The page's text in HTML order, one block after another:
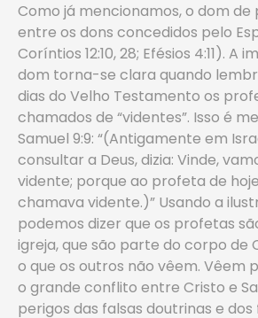
Como já mencionamos, o dom
entre os dons concedidos pelo
Coríntios 12:10, 28; Efésios 4:11). A
dom torna-se clara quando
dias do Velho Testamento os
chamados de “videntes”. Isso é
Samuel 9:9: “(Antigamente em
consultar a Deus, dizia: Vinde,
vidente; porque ao profeta de
chamava vidente.)” Usando a
podemos dizer que os profetas
igreja, que são parte do corpo de
o que os outros não vêem. Vêem
o grande conflito entre Cristo e
perigos das falsas doutrinas e